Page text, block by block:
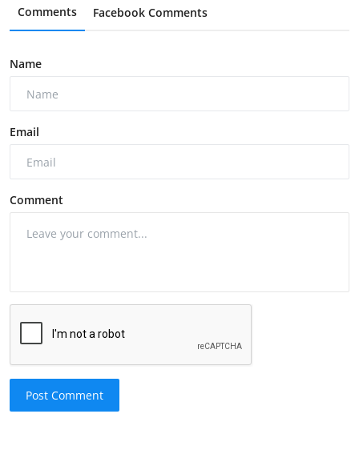
Comments Facebook Comments
Name
Email
Comment
Post Comment